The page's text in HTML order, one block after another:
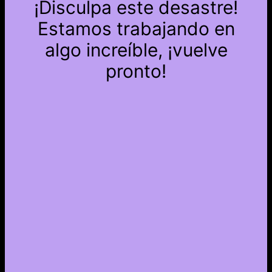
¡Disculpa este desastre!
Estamos trabajando en
algo increíble, ¡vuelve
pronto!